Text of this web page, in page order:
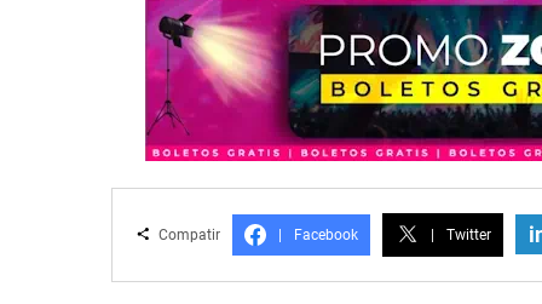
Compatir | Facebook | Twitter